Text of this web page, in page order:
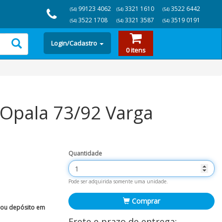
(54) 99123 4062
(54) 3522 1708
(54)3321 1610
(54)3321 3587
(54)3522 6442
(54)3519 0191
Login/Cadastro
0 itens
73/92 Varga
depósito em
Quantidade
Pode ser adquirida somente uma unidade.
Comprar